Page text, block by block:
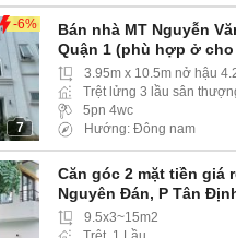
-6%
7
Bán nhà MT Nguyễn
Quận 1 (phù hợp ở cho
3.95m x 10.5m nở hậu
Trệt lửng 3 lầu sân
5pn 4wc
Hướng: Đông nam
Căn góc 2 mặt tiền giá
Nguyên Đán, P Tân
9.5x3~15m2